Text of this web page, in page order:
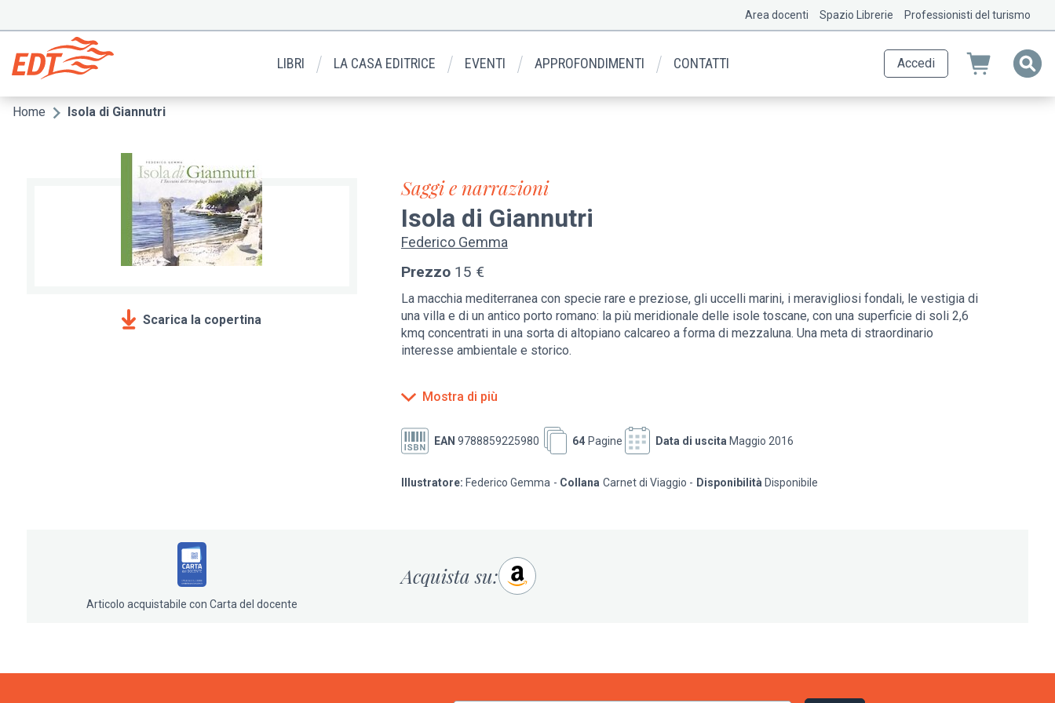
contenuto
principale
Menu
secondario
Area docenti Spazio Librerie Professionisti del turismo
LIBRI LA CASA EDITRICE EVENTI APPROFONDIMENTI CONTATTI Accedi
Briciole
Home Isola di Giannutri
Scarica la copertina
Saggi e narrazioni
Isola di Giannutri
Federico Gemma
Prezzo 15 €
La macchia mediterranea con specie rare e preziose, gli uccelli marini, i meravigliosi fondali, le vestigia di
una villa e di un antico porto romano: la più meridionale delle isole toscane, con una superficie di soli 2,6
kmq concentrati in una sorta di altopiano calcareo a forma di mezzaluna. Una meta di straordinario
interesse ambientale e storico.
Mostra di più
EAN 9788859225980 Pagine
64 Data di uscita Maggio 2016
Illustratore: Federico Gemma Collana Carnet di Viaggio Disponibilità Disponibile
Acquista su:
Articolo acquistabile con Carta del docente